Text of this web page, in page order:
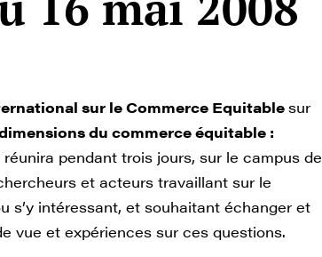
sur le Commerce Equitablesur
du commerce équitable :
réunira pendant trois jours, sur le campus de
et acteurs travaillant sur le
s’y intéressant, et souhaitant échanger et
vue et expériences sur ces questions.